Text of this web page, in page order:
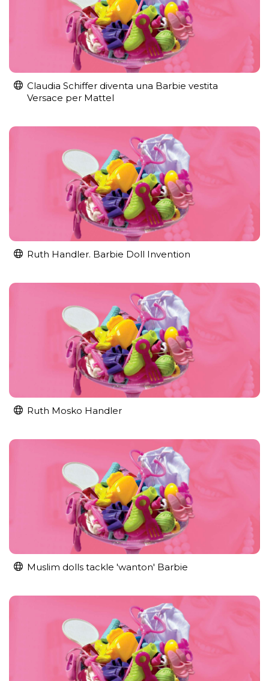
Claudia Schiffer diventa una Barbie vestita
Versace per Mattel
Ruth Handler. Barbie Doll Invention
Ruth Mosko Handler
Muslim dolls tackle 'wanton' Barbie